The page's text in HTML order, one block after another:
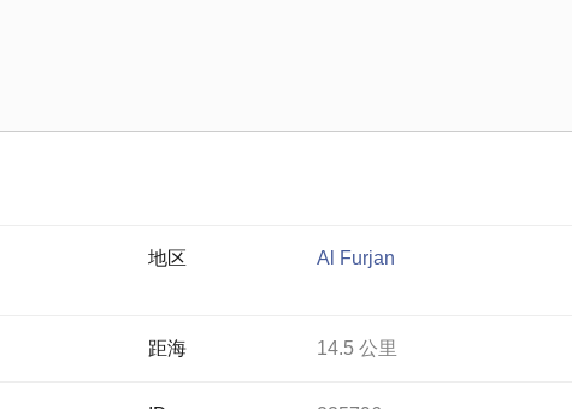
地区 Al Furjan
距海 14.5 公里